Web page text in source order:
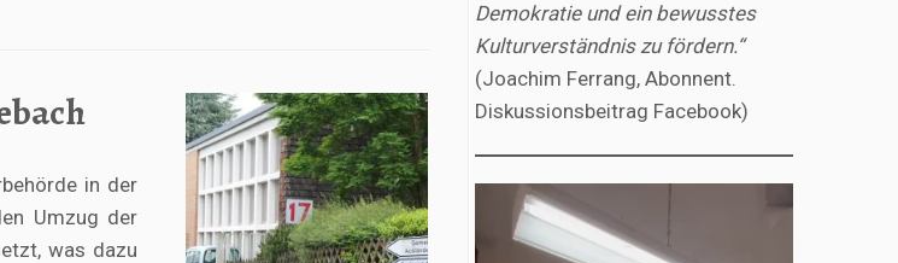
in der
Umzug der
was dazu
Demokratie und ein bewusstes
Kulturverständnis zu fördern.“
(Joachim Ferrang, Abonnent.
Diskussionsbeitrag Facebook)
Video-
Player